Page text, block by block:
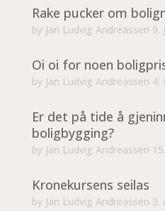
Rake pucker om
by Jan Ludvig Andreassen 9.
Oi oi for noen
by Jan Ludvig Andreassen 4.
Er det på tide å
boligbygging?
by Jan Ludvig Andreassen
Kronekursens seilas
by Jan Ludvig Andreassen 3.